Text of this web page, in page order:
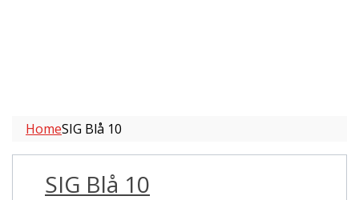
HomeSIG Blå 10
SIG Blå 10